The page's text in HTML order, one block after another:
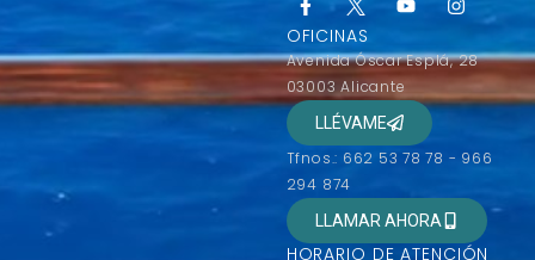
OFICINAS
Avenida Óscar Esplá, 28
03003 Alicante
LLÉVAME
Tfnos.: 662 53 78 78 - 966
294 874
LLAMAR AHORA
HORARIO DE ATENCIÓN